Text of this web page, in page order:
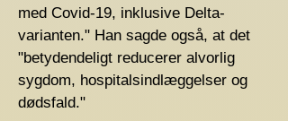
med Covid-19, inklusive Delta-
varianten." Han sagde også, at det
"betydendeligt reducerer alvorlig
sygdom, hospitalsindlæggelser og
dødsfald."